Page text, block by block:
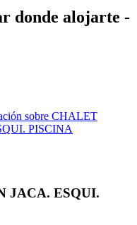
donde alojarte -
sobre CHALET
PISCINA
JACA. ESQUI.